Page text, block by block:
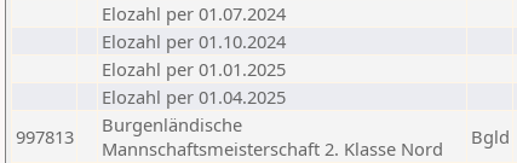
Elozahl per 01.07.2024
Elozahl per 01.10.2024
Elozahl per 01.01.2025
Elozahl per 01.04.2025
997813
Burgenländische
Mannschaftsmeisterschaft 2. Klasse Nord
Bgld